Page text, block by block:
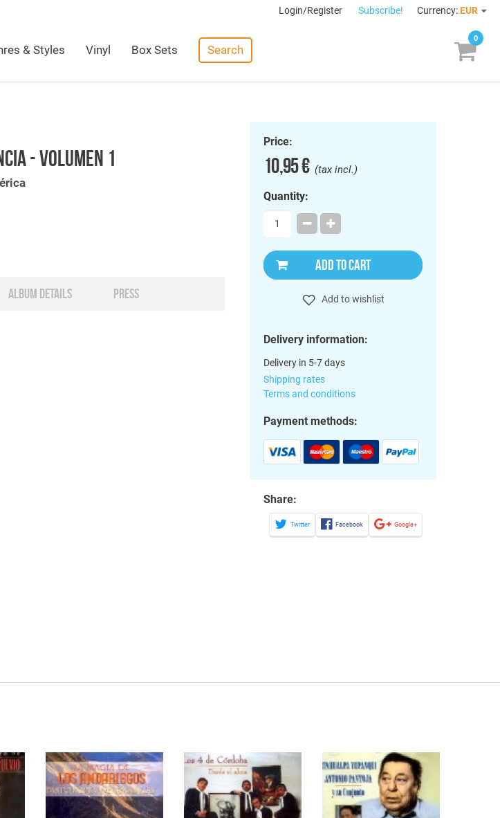
Login/Register Subscribe! Currency: EUR
& Styles Vinyl Box Sets Search
0
- VOLUMEN 1
ALBUM DETAILS PRESS
Price:
10,95 €(tax incl.)
Quantity:
ADD TO CART
Add to wishlist
Delivery information:
Delivery in 5-7 days
Shipping rates
Terms and conditions
Payment methods:
Share:
Twitter Facebook Google+